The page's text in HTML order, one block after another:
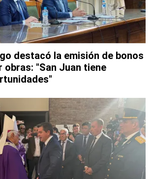
destacó la emisión de bonos
obras: "San Juan tiene